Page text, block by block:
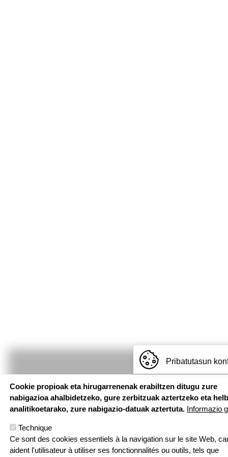
Pribatutasun
Cookie propioak eta hirugarrenenak erabiltzen ditugu zure
nabigazioa ahalbidetzeko, gure zerbitzuak aztertzeko eta
analitikoetarako, zure nabigazio-datuak aztertuta. Informazio
Technique
Ce sont des cookies essentiels à la navigation sur le site Web,
aident l'utilisateur à utiliser ses fonctionnalités ou outils, tels que